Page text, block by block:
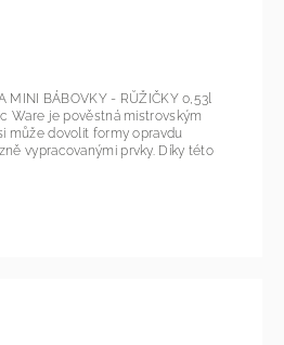
MINI BÁBOVKY - RŮŽIČKY 0,53l
může dovolit formy opravdu
vypracovanými prvky. Díky této